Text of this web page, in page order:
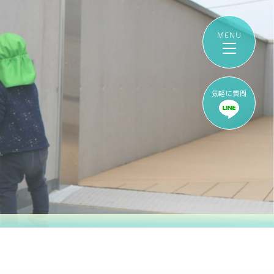
気軽に質問